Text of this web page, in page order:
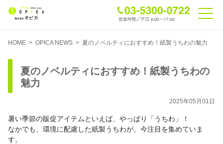
HOME > OPICA NEWS > 夏のノベルティにおすすめ！紙製うちわの魅力
夏のノベルティにおすすめ！紙製うちわの
魅力
2025年05月01日
暑い季節の販促アイテムといえば、やっぱり「うちわ」！
なかでも、環境に配慮した紙製うちわが、今注目を集めていま
す。